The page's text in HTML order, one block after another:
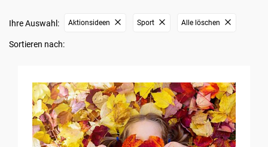
Ihre Auswahl: Aktionsideen Sport Alle löschen
Sortieren nach: